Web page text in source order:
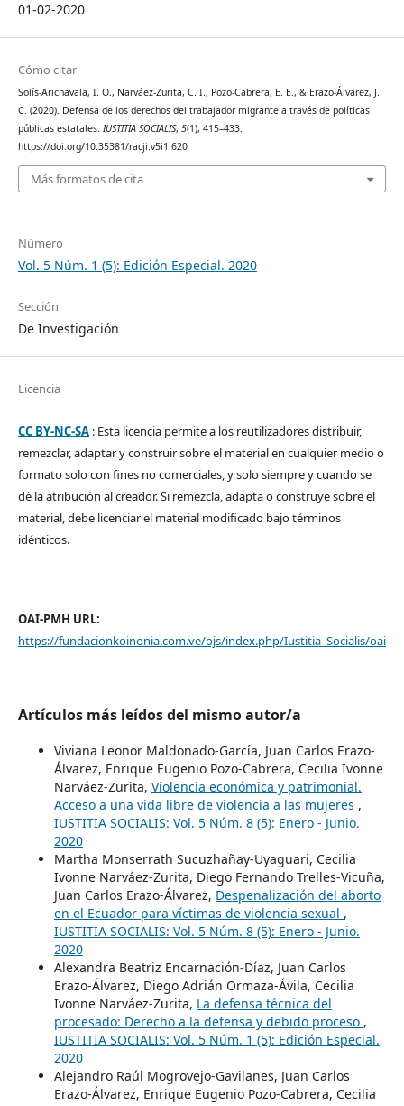
01-02-2020
Cómo citar
Solís-Arichavala, I. O., Narváez-Zurita, C. I., Pozo-Cabrera, E. E., & Erazo-Álvarez, J.
C. (2020). Defensa de los derechos del trabajador migrante a través de políticas
públicas estatales. IUSTITIA SOCIALIS, 5(1), 415–433.
https://doi.org/10.35381/racji.v5i1.620
Más formatos de cita
Número
Vol. 5 Núm. 1 (5): Edición Especial. 2020
Sección
De Investigación
Licencia
CC BY-NC-SA: Esta licencia permite a los reutilizadores distribuir,
remezclar, adaptar y construir sobre el material en cualquier medio o
formato solo con fines no comerciales, y solo siempre y cuando se
dé la atribución al creador. Si remezcla, adapta o construye sobre el
material, debe licenciar el material modificado bajo términos
idénticos.
OAI-PMH URL:
https://fundacionkoinonia.com.ve/ojs/index.php/Iustitia_Socialis/oai
Artículos más leídos del mismo autor/a
Viviana Leonor Maldonado-García, Juan Carlos Erazo-
Álvarez, Enrique Eugenio Pozo-Cabrera, Cecilia Ivonne
Narváez-Zurita, Violencia económica y patrimonial.
Acceso a una vida libre de violencia a las mujeres ,
IUSTITIA SOCIALIS: Vol. 5 Núm. 8 (5): Enero - Junio.
2020
Martha Monserrath Sucuzhañay-Uyaguari, Cecilia
Ivonne Narváez-Zurita, Diego Fernando Trelles-Vicuña,
Juan Carlos Erazo-Álvarez, Despenalización del aborto
en el Ecuador para víctimas de violencia sexual ,
IUSTITIA SOCIALIS: Vol. 5 Núm. 8 (5): Enero - Junio.
2020
Alexandra Beatriz Encarnación-Díaz, Juan Carlos
Erazo-Álvarez, Diego Adrián Ormaza-Ávila, Cecilia
Ivonne Narváez-Zurita, La defensa técnica del
procesado: Derecho a la defensa y debido proceso ,
IUSTITIA SOCIALIS: Vol. 5 Núm. 1 (5): Edición Especial.
2020
Alejandro Raúl Mogrovejo-Gavilanes, Juan Carlos
Erazo-Álvarez, Enrique Eugenio Pozo-Cabrera, Cecilia